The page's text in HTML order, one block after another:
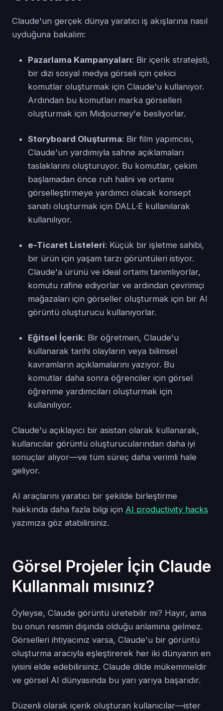
Claude'un gerçek dünya yaratıcı iş akışlarına nasıl
uyduğuna bakalım:
Pazarlama Kampanyaları: Bir içerik stratejisti,
bir dizi sosyal medya görseli için çekici
komutlar oluşturmak için Claude'u kullanıyor.
Ardından bu komutları marka görselleri
oluşturmak için Midjourney'e besliyorlar.
Storyboard Oluşturma: Bir film yapımcısı,
Claude'un yardımıyla sahne açıklamaları
taslaklarını oluşturuyor. Bu komutlar, çekim
başlamadan önce ruh halini ve ortamı
görselleştirmeye yardımcı olacak konsept
sanatı oluşturmak için DALL·E kullanılarak
kullanılıyor.
e-Ticaret Listeleri: Küçük bir işletme sahibi,
bir ürün için yaşam tarzı görüntüleri istiyor.
Claude'a ürünü ve ideal ortamı tanımlıyorlar,
komutu rafine ediyorlar ve ardından çevrimiçi
mağazaları için görseller oluşturmak için bir AI
görüntü oluşturucu kullanıyorlar.
Eğitsel İçerik: Bir öğretmen, Claude'u
kullanarak tarihi olayların veya bilimsel
kavramların açıklamalarını yazıyor. Bu
komutlar daha sonra öğrenciler için görsel
öğrenme yardımcıları oluşturmak için
kullanılıyor.
Claude'u açıklayıcı bir asistan olarak kullanarak,
kullanıcılar görüntü oluşturucularından daha iyi
sonuçlar alıyor—ve tüm süreç daha verimli hale
geliyor.
AI araçlarını yaratıcı bir şekilde birleştirme
hakkında daha fazla bilgi için AI productivity hacks
yazımıza göz atabilirsiniz.
Görsel Projeler İçin Claude
Kullanmalı mısınız?
Öyleyse, Claude görüntü üretebilir mi? Hayır, ama
bu onun resmin dışında olduğu anlamına gelmez.
Görselleri ihtiyacınız varsa, Claude'u bir görüntü
oluşturma aracıyla eşleştirerek her iki dünyanın en
iyisini elde edebilirsiniz. Claude dilde mükemmeldir
ve görsel AI dünyasında bu yarı yarıya başarıdır.
Düzenli olarak içerik oluşturan kullanıcılar—ister